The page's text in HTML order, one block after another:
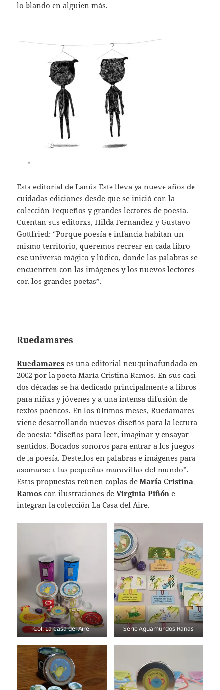
lo blando en alguien más.
Esta editorial de Lanús Este lleva ya nueve años de
cuidadas ediciones desde que se inició con la
colección Pequeños y grandes lectores de poesía.
Cuentan sus editorxs, Hilda Fernández y Gustavo
Gottfried: “Porque poesía e infancia habitan un
mismo territorio, queremos recrear en cada libro
ese universo mágico y lúdico, donde las palabras se
encuentren con las imágenes y los nuevos lectores
con los grandes poetas”.
Ruedamares
Ruedamares es una editorial neuquinafundada en
2002 por la poeta María Cristina Ramos. En sus casi
dos décadas se ha dedicado principalmente a libros
para niñxs y jóvenes y a una intensa difusión de
textos poéticos. En los últimos meses, Ruedamares
viene desarrollando nuevos diseños para la lectura
de poesía: “diseños para leer, imaginar y ensayar
sentidos. Bocados sonoros para entrar a los juegos
de la poesía. Destellos en palabras e imágenes para
asomarse a las pequeñas maravillas del mundo”.
Estas propuestas reúnen coplas deMaría Cristina
Ramos con ilustraciones deVirginia Piñón e
integran la colección La Casa del Aire.
Col. La Casa del Aire Serie Aguamundos Ranas